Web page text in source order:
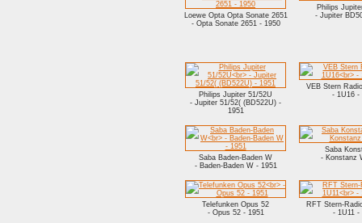
Loewe Opta Opta Sonate 2651
- Opta Sonate 2651 - 1950
Philips
- Jupiter
Philips Jupiter 51/52U
- Jupiter 51/52( (BD522U) -
1951
VEB Stern
- 1U16 -
Saba Baden-Baden W
- Baden-Baden W - 1951
Saba
- Konstanz
Telefunken Opus 52
- Opus 52 - 1951
RFT Stern-
- 1U11 -